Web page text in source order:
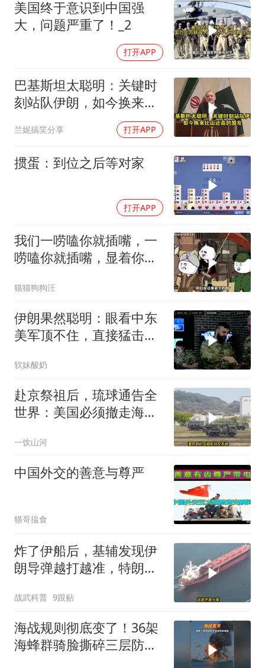
美国终于意识到中国强
大，问题严重了！_2
打开APP
巴基斯坦太聪明：关键时
刻站队伊朗，如今换来比
兰妮搞笑分享 打开APP
掼蛋：到位之后等对家
打开APP
我们一唠嗑你就插嘴，一
唠嗑你就插嘴，显着你
猫猫狗狗汪
伊朗果然聪明：眼看中东
美军顶不住，直接猛击要
软妹酸奶
赴京祭祖后，琉球通告全
世界：美国必须撤走海马
一饮山河
中国外交的善意与尊严
猫哥揾食
炸了伊船后，基辅发现伊
朗导弹越打越准，特朗普
战武科普 9跟贴
海战规则彻底变了！36架
海蜂群骑脸撕碎三层防空